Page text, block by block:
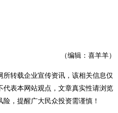
（编辑：喜羊羊）
所转载企业宣传资讯，该相关信息仅
代表本网站观点，文章真实性请浏览
，提醒广大民众投资需谨慎！